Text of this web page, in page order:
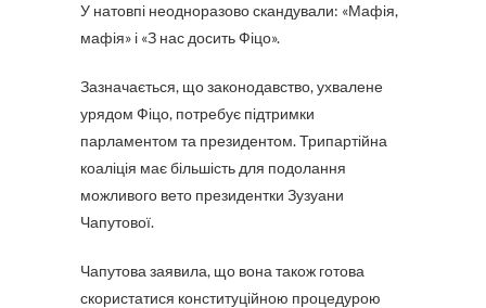
У натовпі неодноразово скандували: «Мафія,
мафія» і «З нас досить Фіцо».
Зазначається, що законодавство, ухвалене
урядом Фіцо, потребує підтримки
парламентом та президентом. Трипартійна
коаліція має більшість для подолання
можливого вето президентки Зузуани
Чапутової.
Чапутова заявила, що вона також готова
скористатися конституційною процедурою